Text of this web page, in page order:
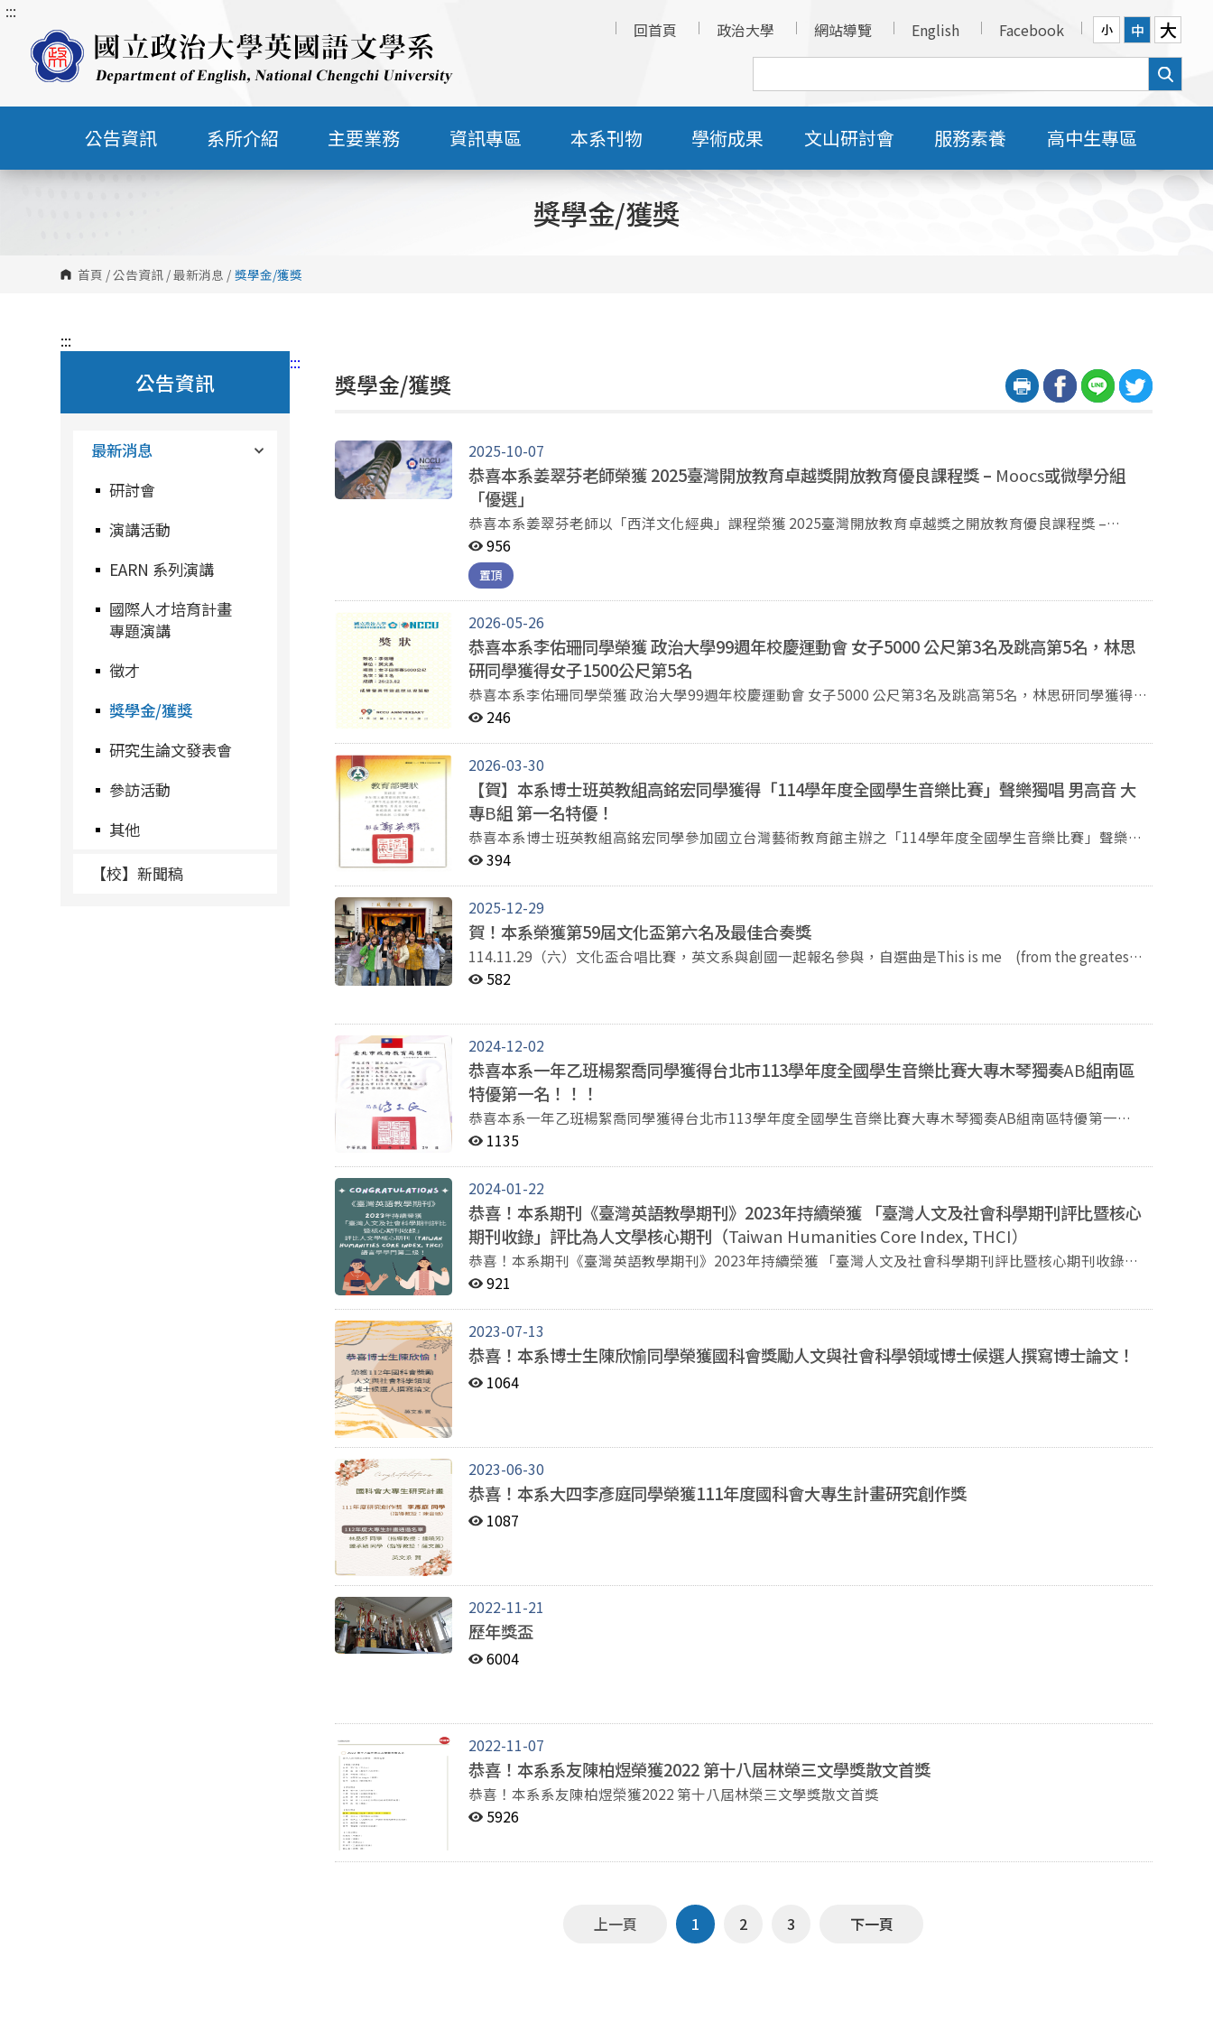
跳
內
塊
:::
回首頁
政治大學 網站導覽 English Facebook 小 中 大
公告資訊 系所介紹 主要業務 資訊專區 本系刊物 學術成果 文山研討會 服務素養 高中生專區
獎學金/獲獎
首頁 /公告資訊 /最新消息 / 獎學金/獲獎
:::
公告資訊
最新消息
研討會
演講活動
EARN 系列演講
國際人才培育計畫
專題演講
徵才
獎學金/獲獎
研究生論文發表會
參訪活動
其他
【校】新聞稿
:::
獎學金/獲獎
2025-10-07
恭喜本系姜翠芬老師榮獲 2025臺灣開放教育卓越獎開放教育優良課程獎 – Moocs或微學分組
「優選」
恭喜本系姜翠芬老師以「西洋文化經典」課程榮獲 2025臺灣開放教育卓越獎之開放教育優良課程獎 –
Moocs或微學分組「優選」。 得獎名單：https://www.tocec.org.tw/web/news_sample.jsp?news_id=58
956
置頂
2026-05-26
恭喜本系李佑珊同學榮獲 政治大學99週年校慶運動會 女子5000 公尺第3名及跳高第5名，林思
研同學獲得女子1500公尺第5名
恭喜本系李佑珊同學榮獲 政治大學99週年校慶運動會 女子5000 公尺第3名及跳高第5名，林思研同學獲得
女子1500公尺第5名。
246
2026-03-30
【賀】本系博士班英教組高銘宏同學獲得「114學年度全國學生音樂比賽」聲樂獨唱 男高音 大
專B組 第一名特優！
恭喜本系博士班英教組高銘宏同學參加國立台灣藝術教育館主辦之「114學年度全國學生音樂比賽」聲樂獨
唱 男高音 大專B組 第一名特優！！！
394
2025-12-29
賀！本系榮獲第59屆文化盃第六名及最佳合奏獎
114.11.29（六）文化盃合唱比賽，英文系與創國一起報名參與，自選曲是This is me (from the greatest
showman)，獲得第六名及最佳合奏獎。
582
2024-12-02
恭喜本系一年乙班楊絮喬同學獲得台北市113學年度全國學生音樂比賽大專木琴獨奏AB組南區
特優第一名！！！
恭喜本系一年乙班楊絮喬同學獲得台北市113學年度全國學生音樂比賽大專木琴獨奏AB組南區特優第一
名！！！
1135
2024-01-22
恭喜！本系期刊《臺灣英語教學期刊》2023年持續榮獲 「臺灣人文及社會科學期刊評比暨核心
期刊收錄」評比為人文學核心期刊（Taiwan Humanities Core Index, THCI）
恭喜！本系期刊《臺灣英語教學期刊》2023年持續榮獲 「臺灣人文及社會科學期刊評比暨核心期刊收錄」
評比為人文學核心期刊（Taiwan Humanities Core Index, THCI）
921
2023-07-13
恭喜！本系博士生陳欣愉同學榮獲國科會獎勵人文與社會科學領域博士候選人撰寫博士論文！
1064
2023-06-30
恭喜！本系大四李彥庭同學榮獲111年度國科會大專生計畫研究創作獎
1087
2022-11-21
歷年獎盃
6004
2022-11-07
恭喜！本系系友陳柏煜榮獲2022 第十八屆林榮三文學獎散文首獎
恭喜！本系系友陳柏煜榮獲2022 第十八屆林榮三文學獎散文首獎
5926
上一頁 1 2 3 下一頁